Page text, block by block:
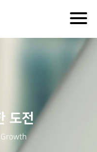
도전